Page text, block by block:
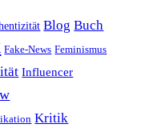
Blog Buch
Fake-News Feminismus
Influencer
Kritik